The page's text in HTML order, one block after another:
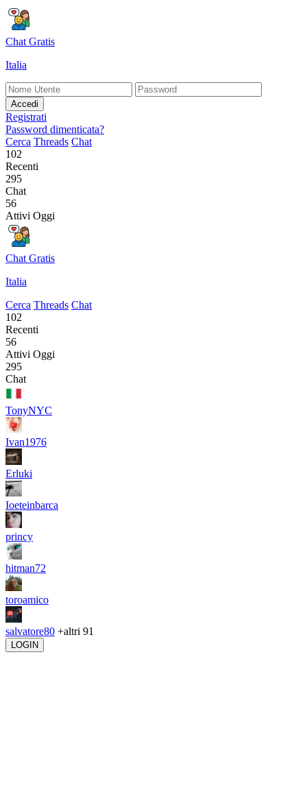
Chat Gratis
Italia
Accedi
Registrati
Password dimenticata?
Cerca Threads Chat
102
Recenti
295
Chat
56
Attivi Oggi
Chat Gratis
Italia
Cerca Threads Chat
102
Recenti
56
Attivi Oggi
295
Chat
TonyNYC
Ivan1976
Erluki
Ioeteinbarca
princy
hitman72
toroamico
salvatore80 +altri 91
LOGIN